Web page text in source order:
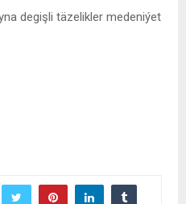
degişli täzelikler medeniýet